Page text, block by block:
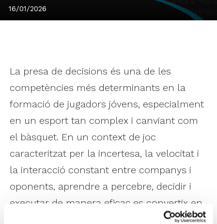
16/01/2026
La presa de decisions és una de les
competències més determinants en la
formació de jugadors jóvens, especialment
en un esport tan complex i canviant com
el bàsquet. En un context de joc
caracteritzat per la incertesa, la velocitat i
la interacció constant entre companys i
oponents, aprendre a percebre, decidir i
executar de manera eficaç es convertix en
un element clau del desenvolupament